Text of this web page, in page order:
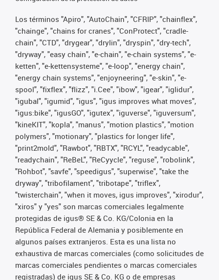
Los términos "Apiro", "AutoChain", "CFRIP", "chainflex",
"chainge", "chains for cranes", "ConProtect", "cradle-
chain", "CTD", "drygear", "drylin", "dryspin", "dry-tech",
"dryway", "easy chain", "e-chain", "e-chain systems", "e-
ketten", "e-kettensysteme", "e-loop", "energy chain",
"energy chain systems", "enjoyneering", "e-skin", "e-
spool", "fixflex", "flizz", "i.Cee", "ibow", "igear", "iglidur",
"igubal", "igumid", "igus", "igus improves what moves",
"igus:bike", "igusGO", "igutex", "iguverse", "iguversum",
"kineKIT", "kopla", "manus", "motion plastics", "motion
polymers", "motionary", "plastics for longer life",
"print2mold", "Rawbot", "RBTX", "RCYL", "readycable",
"readychain", "ReBeL", "ReCyycle", "reguse", "robolink",
"Rohbot", "savfe", "speedigus", "superwise", "take the
dryway", "tribofilament", "tribotape", "triflex",
"twisterchain", "when it moves, igus improves", "xirodur",
"xiros" y "yes" son marcas comerciales legalmente
protegidas de igus® SE & Co. KG/Colonia en la
República Federal de Alemania y posiblemente en
algunos países extranjeros. Esta es una lista no
exhaustiva de marcas comerciales (como solicitudes de
marcas comerciales pendientes o marcas comerciales
registradas) de igus SE & Co. KG o de empresas